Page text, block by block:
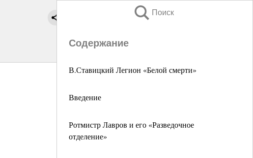
Поиск
Содержание
В.Ставицкий Легион «Белой смерти»
Введение
Ротмистр Лавров и его «Разведочное
отделение»